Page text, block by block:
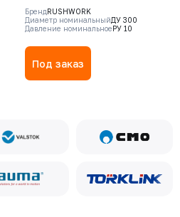
DN300 PN10 (3шт.)
БрендRUSHWORK
Диаметр номинальныйДУ 300
Давление номинальноеРУ 10
Под заказ